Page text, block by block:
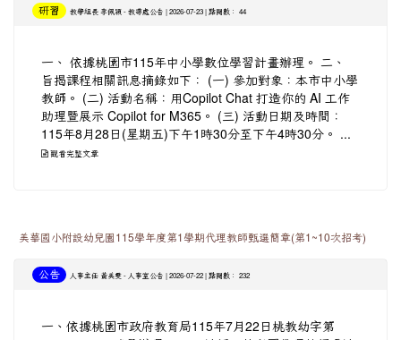
研習 教學組長 李佩穎 - 教導處公告 | 2026-07-23 | 點閱數： 44
一、 依據桃園市115年中小學數位學習計畫辦理。 二、
旨揭課程相關訊息摘錄如下： (一) 參加對象：本市中小學
教師。 (二) 活動名稱：用Copilot Chat 打造你的 AI 工作
助理暨展示 Copilot for M365。 (三) 活動日期及時間：
115年8月28日(星期五)下午1時30分至下午4時30分。 ...
觀看完整文章
美華國小附設幼兒園115學年度第1學期代理教師甄選簡章(第1~10次招考)
公告 人事主任 黃美雯 - 人事室公告 | 2026-07-22 | 點閱數： 232
一、依據桃園市政府教育局115年7月22日桃教幼字第